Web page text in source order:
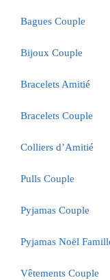
Bagues Couple
Bijoux Couple
Bracelets Amitié
Bracelets Couple
Colliers d’Amitié
Pulls Couple
Pyjamas Couple
Pyjamas Noël
Vêtements Couple